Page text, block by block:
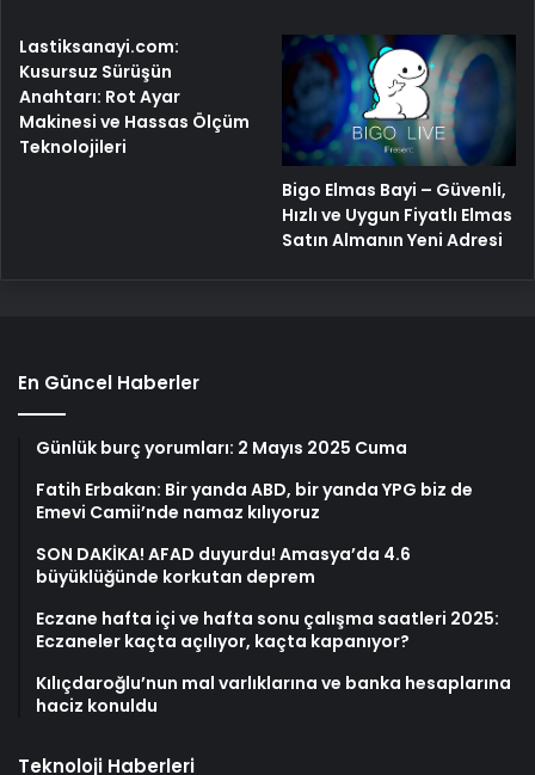
Lastiksanayi.com:
Kusursuz Sürüşün
Anahtarı: Rot Ayar
Makinesi ve Hassas Ölçüm
Teknolojileri
Bigo Elmas Bayi – Güvenli,
Hızlı ve Uygun Fiyatlı Elmas
Satın Almanın Yeni Adresi
En Güncel Haberler
Günlük burç yorumları: 2 Mayıs 2025 Cuma
Fatih Erbakan: Bir yanda ABD, bir yanda YPG biz de
Emevi Camii’nde namaz kılıyoruz
SON DAKİKA! AFAD duyurdu! Amasya’da 4.6
büyüklüğünde korkutan deprem
Eczane hafta içi ve hafta sonu çalışma saatleri 2025:
Eczaneler kaçta açılıyor, kaçta kapanıyor?
Kılıçdaroğlu’nun mal varlıklarına ve banka hesaplarına
haciz konuldu
Teknoloji Haberleri